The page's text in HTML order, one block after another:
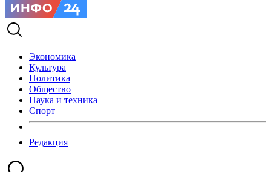
Экономика
Культура
Политика
Общество
Наука и техника
Спорт
Редакция